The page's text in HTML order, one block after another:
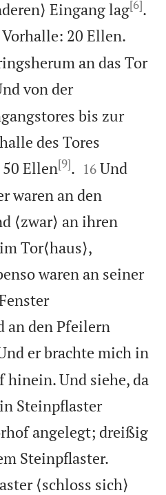
Eingang lag[6].
20 Ellen.
an das Tor
von der
bis zur
des Tores
50 Ellen[9]. 

16 Und
waren an den
⟨zwar⟩ an ihren
Tor⟨haus⟩,
waren an seiner
an den Pfeilern
er brachte mich in
hinein. Und siehe, da
Steinpflaster
angelegt; dreißig
Steinpflaster.
⟨schloss sich⟩